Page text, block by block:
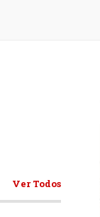
Ver Todos